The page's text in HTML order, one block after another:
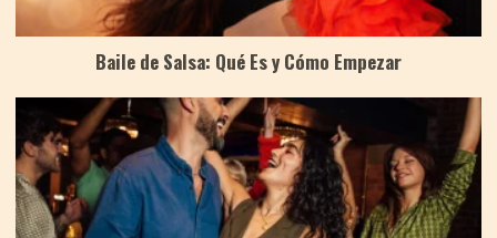
Baile de Salsa: Qué Es y Cómo Empezar